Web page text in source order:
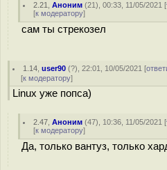
2.21 ,Аноним (21), 00:33, 11/05/2021 [
[к модератору]
сам ты стрекозел
1.14 ,user90 (?), 22:01, 10/05/2021 [
[к модератору]
Linux уже попса)
2.47 ,Аноним (47), 10:36, 11/05/2021 [
[к модератору]
Да, только вантуз, только